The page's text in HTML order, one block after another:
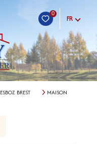
0
FR
ESBOZ BREST MAISON